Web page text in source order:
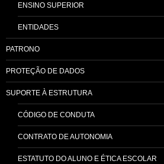
ENSINO SUPERIOR
ENTIDADES
PATRONO
PROTEÇÃO DE DADOS
SUPORTE À ESTRUTURA
CÓDIGO DE CONDUTA
CONTRATO DE AUTONOMIA
ESTATUTO DO ALUNO E ÉTICA ESCOLAR